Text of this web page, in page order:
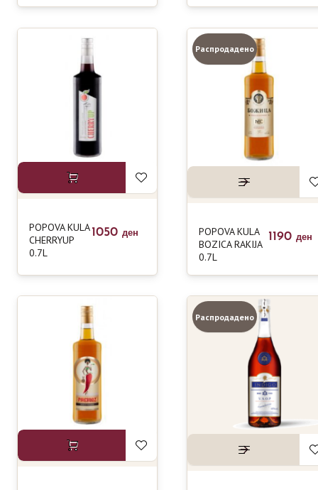
POPOVA KULA
CHERRYUP
0.7L
1050 ден
Распродадено
POPOVA KULA
BOZICA RAKIJA
0.7L
1190 ден
Распродадено